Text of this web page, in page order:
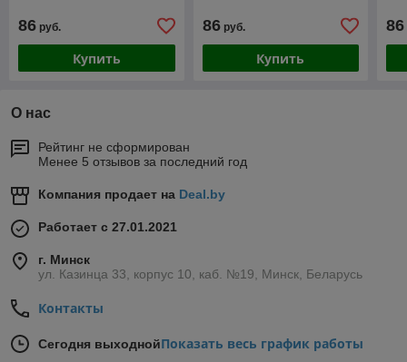
86 руб.
Купить
86руб.
Купить
86
О нас
Рейтинг не сформирован
Менее 5 отзывов за последний год
Компания продает на Deal.by
Работает с 27.01.2021
г. Минск
ул. Казинца 33, корпус 10, каб. №19, Минск, Беларусь
Контакты
Сегодня выходнойПоказать весь график работы